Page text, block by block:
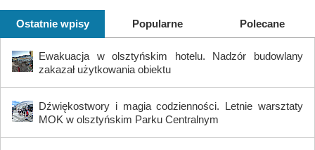
Ostatnie wpisy Popularne Polecane
Ewakuacja w olsztyńskim hotelu. Nadzór budowlany
zakazał użytkowania obiektu
Dźwiękostwory i magia codzienności. Letnie warsztaty
MOK w olsztyńskim Parku Centralnym